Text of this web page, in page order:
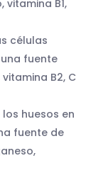
B1,
células
fuente
B2, C
huesos en
fuente de